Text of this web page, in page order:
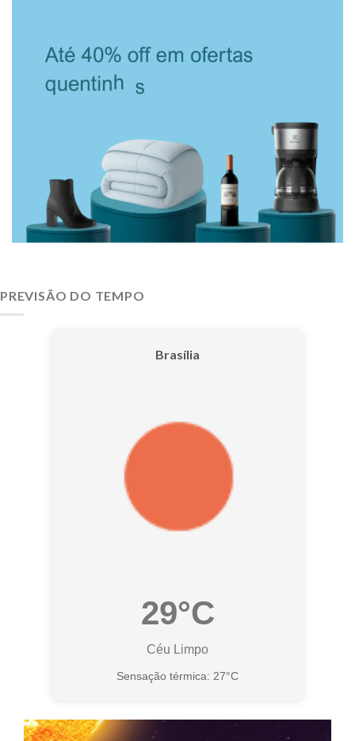
PREVISÃO DO TEMPO
Brasília
29°C
Céu Limpo
Sensação térmica: 27°C